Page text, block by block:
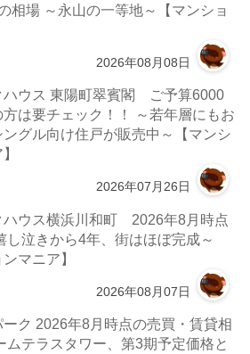
相場 ～永山の一等地～【マンショ
2026年08月08日
ハウス 東陽町翠賓閣 ご予算6000
は要チェック！！ ～若年層にもお
グル向け住戸が販売中～【マンシ
2026年07月26日
ハウス横浜川和町 2026年8月時点
し泣きから4年、街はほぼ完成～
ンマニア】
2026年08月07日
ク 2026年8月時点の売買・賃貸相
ムテラスタワー、第3期予定価格と